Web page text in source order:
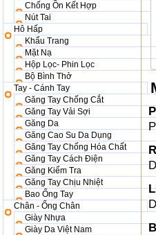
Chống Ồn Kết Hợp
Nút Tai
Hô Hấp
Khẩu Trang
Mặt Nạ
Hộp Lọc- Phin Lọc
Bộ Bình Thở
Tay - Cánh Tay
Găng Tay Chống Cắt
Găng Tay Vải Sợi
Găng Da
Găng Cao Su Da Dụng
Găng Tay Chống Hóa Chất
Găng Tay Cách Điện
Găng Kiểm Tra
Găng Tay Chịu Nhiệt
Bao Ống Tay
Chân - Ống Chân
Giày Nhựa
Giày Da Việt Nam